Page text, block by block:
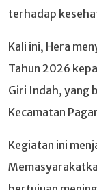
terhadap
Kali ini, Hera
Tahun 2026
Giri Indah, yang
Kecamatan
Kegiatan ini